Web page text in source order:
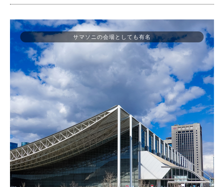
サマソニの会場としても有名